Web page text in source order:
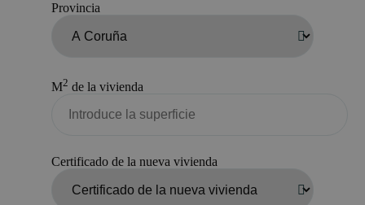
Provincia
M2 de la vivienda
Certificado de la nueva vivienda